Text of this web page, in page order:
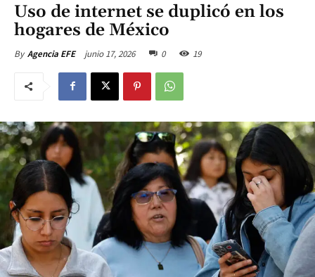
Uso de internet se duplicó en los
hogares de México
By Agencia EFE junio 17, 2026 0 19